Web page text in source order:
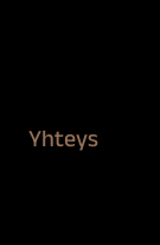
Yhteys